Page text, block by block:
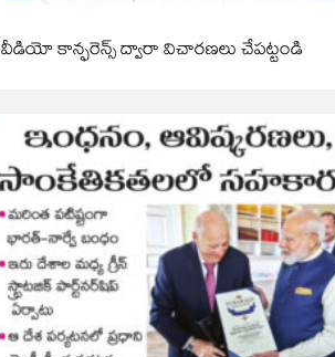
వీడియో కాన్ఫరెన్స్ ద్వారా విచారణలు చేపట్టండి